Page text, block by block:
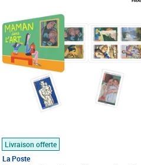
Livraison offerte
La Poste